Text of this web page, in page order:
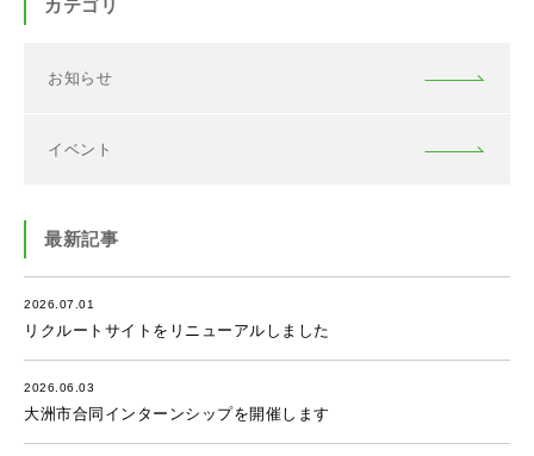
カテゴリ
お知らせ
イベント
最新記事
2026.07.01
リクルートサイトをリニューアルしました
2026.06.03
大洲市合同インターンシップを開催します